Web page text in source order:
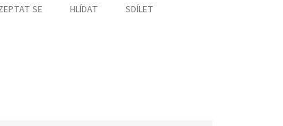
SE HLÍDAT SDÍLET